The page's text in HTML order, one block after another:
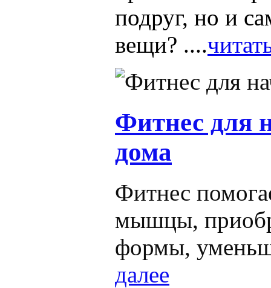
подруг, но и
вещи? ....
Фитнес для
дома
Фитнес
мышцы,
формы,
далее